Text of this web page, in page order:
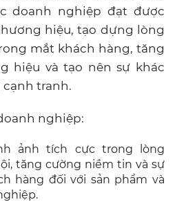
doanh nghiệp đạt được
hiệu, tạo dựng lòng
mắt khách hàng, tăng
hiệu và tạo nên sự khác
tranh.
nghiệp:
ảnh tích cực trong lòng
tăng cường niềm tin và sự
hàng đối với sản phẩm và